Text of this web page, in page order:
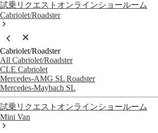
試乗リクエスト オンラインショールーム
Cabriolet/Roadster
Cabriolet/Roadster
All Cabriolet/Roadster
CLE Cabriolet
Mercedes-AMG SL Roadster
Mercedes-Maybach SL
試乗リクエスト オンラインショールーム
Mini Van